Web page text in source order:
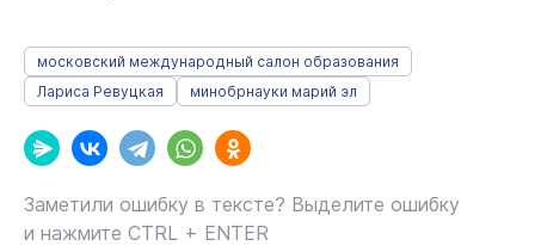
московский международный салон образования
Лариса Ревуцкая
минобрнауки марий эл
Заметили ошибку в тексте? Выделите ошибку
и нажмите CTRL + ENTER